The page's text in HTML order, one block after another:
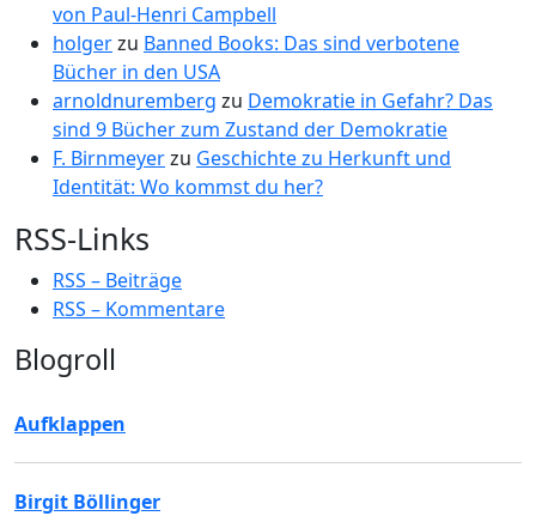
von Paul-Henri Campbell
holgerzu Banned Books: Das sind verbotene
Bücher in den USA
arnoldnuremberg zu Demokratie in Gefahr? Das
sind 9 Bücher zum Zustand der Demokratie
F. Birnmeyerzu Geschichte zu Herkunft und
Identität: Wo kommst du her?
RSS-Links
RSS – Beiträge
RSS – Kommentare
Blogroll
Aufklappen
Birgit Böllinger